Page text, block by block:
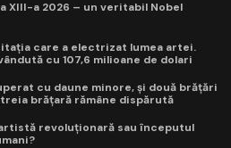
XIII-a 2026 – un veritabil Nobel
care a electrizat lumea artei.
cu 107,6 milioane de dolari
cu daune minore, și două brățări
brățară rămâne dispărută
revoluționară sau începutul